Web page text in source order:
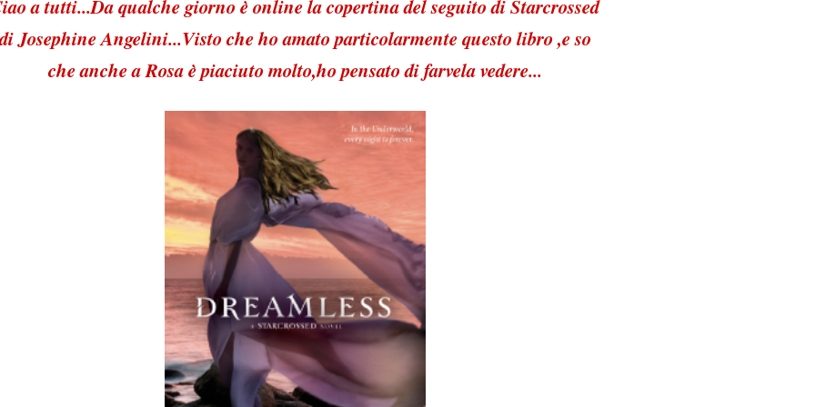
a tutti...Da qualche giorno è online la copertina del seguito di Starcrossed
Josephine Angelini...Visto che ho amato particolarmente questo libro ,e so
che anche a Rosa è piaciuto molto,ho pensato di farvela vedere...